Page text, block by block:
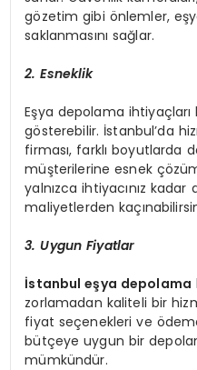
gözetim gibi önlemler,
saklanmasını sağlar.
2. Esneklik
Eşya depolama ihtiyaçları
gösterebilir. İstanbul’da
firması, farklı boyutlarda
müşterilerine esnek
yalnızca ihtiyacınız
maliyetlerden
3. Uygun Fiyatlar
İstanbul eşya depolama
zorlamadan kaliteli bir
fiyat seçenekleri ve
bütçeye uygun bir
mümkündür.